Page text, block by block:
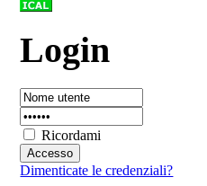
Login
Ricordami
Dimenticate le credenziali?